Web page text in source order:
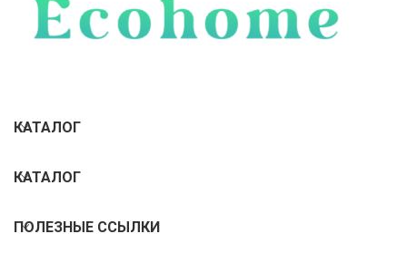
КАТАЛОГ
КАТАЛОГ
ПОЛЕЗНЫЕ ССЫЛКИ